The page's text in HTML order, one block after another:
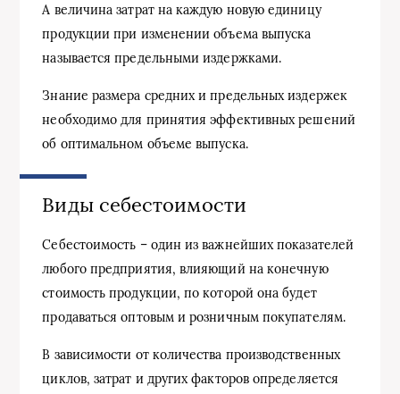
А величина затрат на каждую новую единицу
продукции при изменении объема выпуска
называется предельными издержками.
Знание размера средних и предельных издержек
необходимо для принятия эффективных решений
об оптимальном объеме выпуска.
Виды себестоимости
Себестоимость – один из важнейших показателей
любого предприятия, влияющий на конечную
стоимость продукции, по которой она будет
продаваться оптовым и розничным покупателям.
В зависимости от количества производственных
циклов, затрат и других факторов определяется